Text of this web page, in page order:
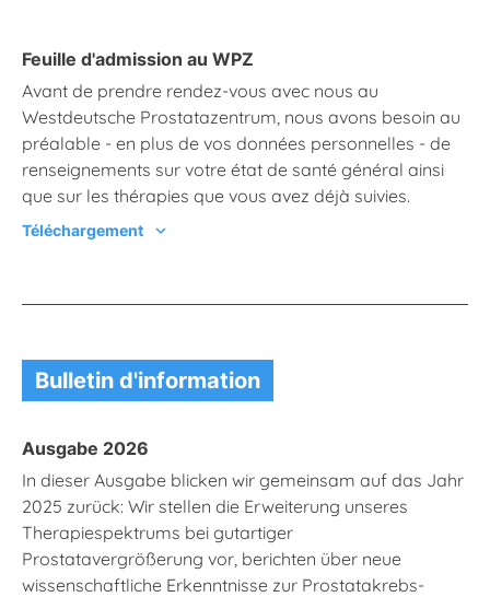
Feuille d'admission au WPZ
Avant de prendre rendez-vous avec nous au
Westdeutsche Prostatazentrum, nous avons besoin au
préalable - en plus de vos données personnelles - de
renseignements sur votre état de santé général ainsi
que sur les thérapies que vous avez déjà suivies.
Téléchargement chevron_right
Bulletin d'information
Ausgabe 2026
In dieser Ausgabe blicken wir gemeinsam auf das Jahr
2025 zurück: Wir stellen die Erweiterung unseres
Therapiespektrums bei gutartiger
Prostatavergrößerung vor, berichten über neue
wissenschaftliche Erkenntnisse zur Prostatakrebs-